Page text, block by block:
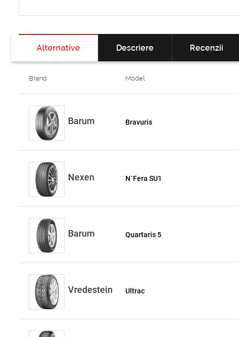
Alternative Descriere Recenzii
Brand Model
Barum Bravuris
Nexen N`Fera SU1
Barum Quartaris 5
Vredestein Ultrac